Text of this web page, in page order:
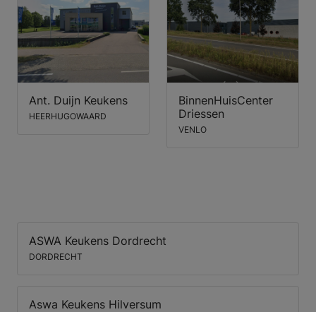
Ant. Duijn Keukens
HEERHUGOWAARD
BinnenHuisCenter
Driessen
VENLO
ASWA Keukens Dordrecht
DORDRECHT
Aswa Keukens Hilversum